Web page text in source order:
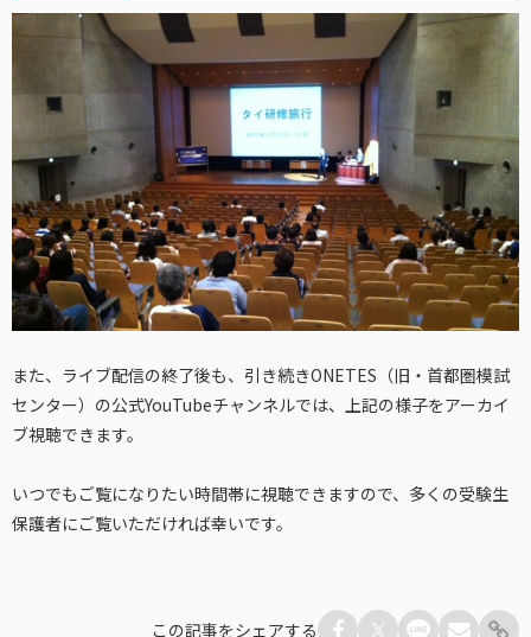
また、ライブ配信の終了後も、引き続きONETES（旧・首都圏模試
センター）の公式YouTubeチャンネルでは、上記の様子をアーカイ
ブ視聴できます。
いつでもご覧になりたい時間帯に視聴できますので、多くの受験生
保護者にご覧いただければ幸いです。
この記事をシェアする